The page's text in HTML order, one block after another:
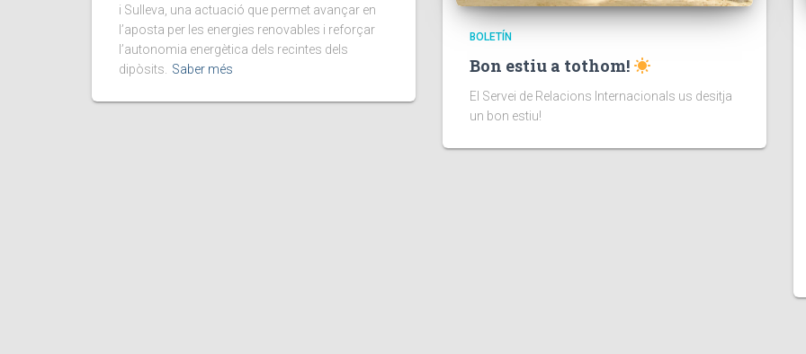
i Sulleva, una actuació que permet avançar en
l’aposta per les energies renovables i reforçar
l’autonomia energètica dels recintes dels
dipòsits.
Saber més
BOLETÍN
Bon estiu a tothom!
El Servei de Relacions Internacionals us desitja
un bon estiu!